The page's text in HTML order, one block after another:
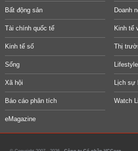
Bất động sản Doanh
Tài chính quốc tế Kinh tế
Kinh tế số Thị
Sống Lifestyle
Xã hội Lịch sự
Báo cáo phân tích Watch
eMagazine